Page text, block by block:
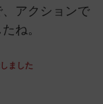
アクションで
ね。
ました